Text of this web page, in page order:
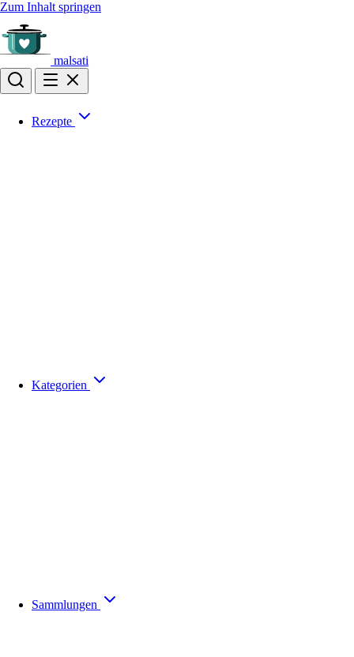
Zum Inhalt springen
malsati
Rezepte
Kategorien
Sammlungen